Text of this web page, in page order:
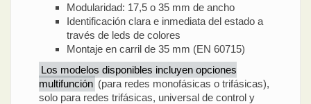
Modularidad: 17,5 o 35 mm de ancho
Identificación clara e inmediata del estado a
través de leds de colores
Montaje en carril de 35 mm (EN 60715)
Los modelos disponibles incluyen opciones
multifunción (para redes monofásicas o trifásicas),
solo para redes trifásicas, universal de control y